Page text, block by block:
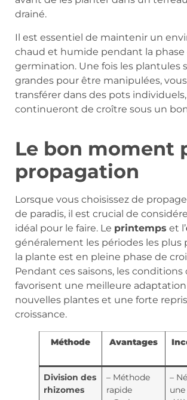
drainé.
Il est essentiel de maintenir un
chaud et humide pendant la phase
germination. Une fois les plantules
grandes pour être manipulées,
transférer dans des pots
continueront de croître sous un
Le bon moment
propagation
Lorsque vous choisissez de
de paradis, il est crucial de
idéal pour le faire. Le printemps et l’
généralement les périodes les plus
la plante est en pleine phase de
Pendant ces saisons, les
favorisent une meilleure
nouvelles plantes et une forte
croissance.
Méthode Avantages
Division des
rhizomes
– Méthode
rapide
–